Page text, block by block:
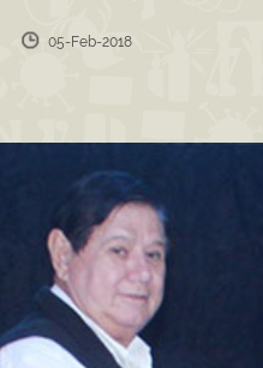
05-Feb-2018